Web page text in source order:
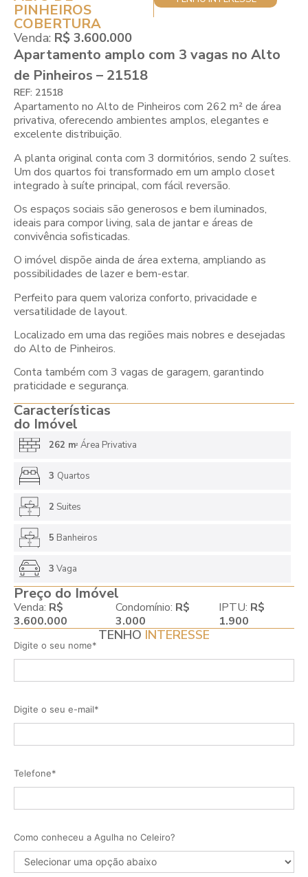
PINHEIROS
COBERTURA
Venda: R$ 3.600.000
Apartamento amplo com 3 vagas no Alto
de Pinheiros – 21518
REF: 21518
Apartamento no Alto de Pinheiros com 262 m² de área
privativa, oferecendo ambientes amplos, elegantes e
excelente distribuição.
A planta original conta com 3 dormitórios, sendo 2 suítes.
Um dos quartos foi transformado em um amplo closet
integrado à suíte principal, com fácil reversão.
Os espaços sociais são generosos e bem iluminados,
ideais para compor living, sala de jantar e áreas de
convivência sofisticadas.
O imóvel dispõe ainda de área externa, ampliando as
possibilidades de lazer e bem-estar.
Perfeito para quem valoriza conforto, privacidade e
versatilidade de layout.
Localizado em uma das regiões mais nobres e desejadas
do Alto de Pinheiros.
Conta também com 3 vagas de garagem, garantindo
praticidade e segurança.
Características
do Imóvel
262 m2 Área Privativa
3 Quartos
2 Suites
5 Banheiros
3 Vaga
Preço do Imóvel
Venda: R$
3.600.000
Condomínio: R$
3.000
IPTU: R$
1.900
TENHO INTERESSE
Digite o seu nome*
Digite o seu e-mail*
Telefone*
Como conheceu a Agulha no Celeiro?